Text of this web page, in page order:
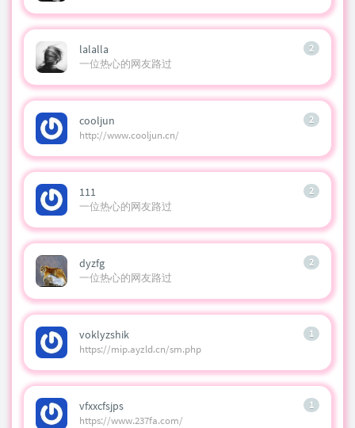
2
lalalla
一位热心的网友路过
2
cooljun
http://www.cooljun.cn/
2
111
一位热心的网友路过
2
dyzfg
一位热心的网友路过
1
voklyzshik
https://mip.ayzld.cn/sm.php
1
vfxxcfsjps
https://www.237fa.com/